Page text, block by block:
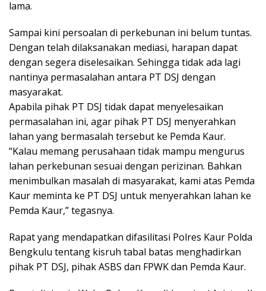
lama.
Sampai kini persoalan di perkebunan ini belum tuntas.
Dengan telah dilaksanakan mediasi, harapan dapat
dengan segera diselesaikan. Sehingga tidak ada lagi
nantinya permasalahan antara PT DSJ dengan
masyarakat.
Apabila pihak PT DSJ tidak dapat menyelesaikan
permasalahan ini, agar pihak PT DSJ menyerahkan
lahan yang bermasalah tersebut ke Pemda Kaur.
“Kalau memang perusahaan tidak mampu mengurus
lahan perkebunan sesuai dengan perizinan. Bahkan
menimbulkan masalah di masyarakat, kami atas Pemda
Kaur meminta ke PT DSJ untuk menyerahkan lahan ke
Pemda Kaur,” tegasnya.
Rapat yang mendapatkan difasilitasi Polres Kaur Polda
Bengkulu tentang kisruh tabal batas menghadirkan
pihak PT DSJ, pihak ASBS dan FPWK dan Pemda Kaur.